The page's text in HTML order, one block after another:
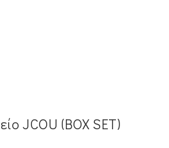
JCOU (BOX SET)